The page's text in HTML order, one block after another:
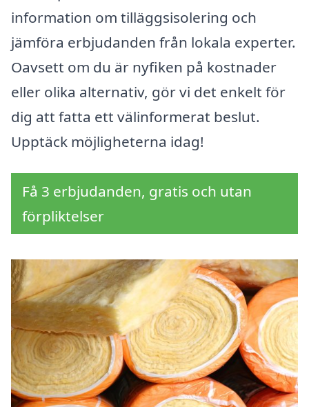
information om tilläggsisolering och
jämföra erbjudanden från lokala experter.
Oavsett om du är nyfiken på kostnader
eller olika alternativ, gör vi det enkelt för
dig att fatta ett välinformerat beslut.
Upptäck möjligheterna idag!
Få 3 erbjudanden, gratis och utan
förpliktelser